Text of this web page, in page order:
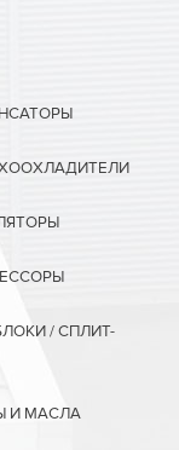
/ СПЛИТ-
И МАСЛА